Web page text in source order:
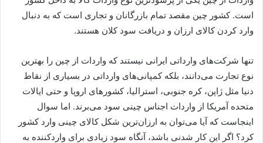
است. کشور چین مقصد تمام بازرگانان و تجاری است که به دنبال
وارد کردن کالای ارزان و دریافت سود کلان هستند.
تنها شرکت‌های وارداتی ایرانی نیستند که واردات از چین را بهترین
نوع تجارت می‌دانند، بلکه کمپانی‌های وارداتی در بسیاری از نقاط
دنیا مثل ژاپن، کره جنوبی، استرالیا، کشورهای اروپا و حتی ایالات
متحده آمریکا از واردات اجناس چینی سود می‌برند. اما سوال
اینجاست که آیا می‌توان به ارزان‌ترین شکل کالای چینی وارد کشور
کرد؟ اگر این کار شدنی باشد، آنگاه سود زیادی برای واردکننده به